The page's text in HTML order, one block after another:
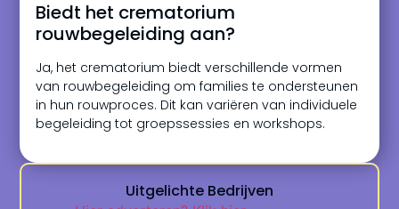
Biedt het crematorium
rouwbegeleiding aan?
Ja, het crematorium biedt verschillende vormen
van rouwbegeleiding om families te ondersteunen
in hun rouwproces. Dit kan variëren van individuele
begeleiding tot groepssessies en workshops.
Uitgelichte Bedrijven